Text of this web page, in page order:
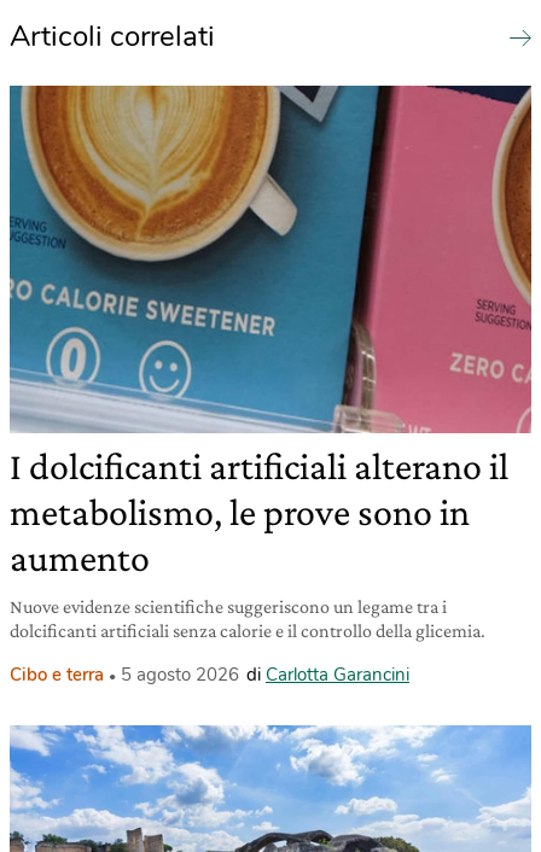
Articoli correlati
I dolcificanti artificiali alterano il
metabolismo, le prove sono in
aumento
Nuove evidenze scientifiche suggeriscono un legame tra i
dolcificanti artificiali senza calorie e il controllo della glicemia.
Cibo e terra 5 agosto 2026 di Carlotta Garancini